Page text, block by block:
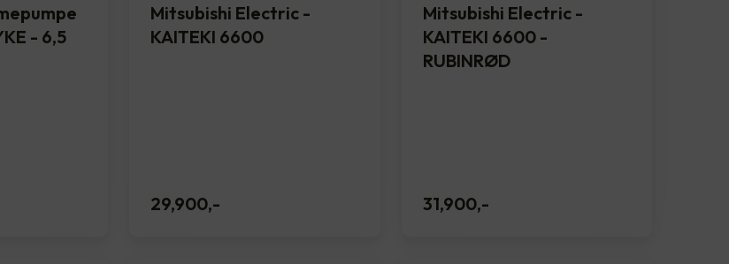
- 6,5
Mitsubishi Electric -
KAITEKI 6600
29,900,-
Mitsubishi Electric -
KAITEKI 6600 -
RUBINRØD
31,900,-